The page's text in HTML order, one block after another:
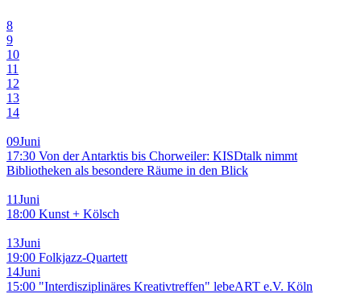
8
9
10
11
12
13
14
09Juni
17:30 Von der Antarktis bis Chorweiler: KISDtalk nimmt
Bibliotheken als besondere Räume in den Blick
11Juni
18:00 Kunst + Kölsch
13Juni
19:00 Folkjazz-Quartett
14Juni
15:00 "Interdisziplinäres Kreativtreffen" lebeART e.V. Köln